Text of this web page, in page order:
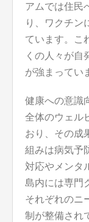
アムでは住民
り、ワクチン
ています。こ
くの人々が自
が強まってい
健康への意識
全体のウェル
おり、その成
組みは病気予
対応やメンタ
島内には専門
それぞれのニ
制が整備され